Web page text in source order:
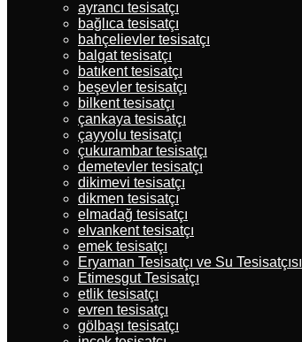
ayrancı tesisatçı
bağlıca tesisatçı
bahçelievler tesisatçı
balgat tesisatçı
batıkent tesisatçı
beşevler tesisatçı
bilkent tesisatçı
çankaya tesisatçı
çayyolu tesisatçı
çukurambar tesisatçı
demetevler tesisatçı
dikimevi tesisatçı
dikmen tesisatçı
elmadağ tesisatçı
elvankent tesisatçı
emek tesisatçı
Eryaman Tesisatçı ve Su Tesisatçısı
Etimesgut Tesisatçı
etlik tesisatçı
evren tesisatçı
gölbaşı tesisatçı